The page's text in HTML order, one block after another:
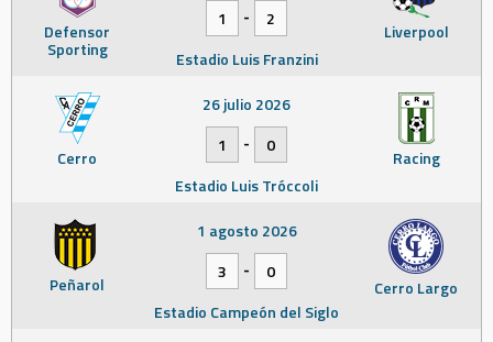
Defensor
Sporting
Liverpool
1
-
2
Estadio Luis Franzini
Cerro Racing
26 julio 2026
1
-
0
Estadio Luis Tróccoli
Peñarol Cerro Largo
1 agosto 2026
3
-
0
Estadio Campeón del Siglo